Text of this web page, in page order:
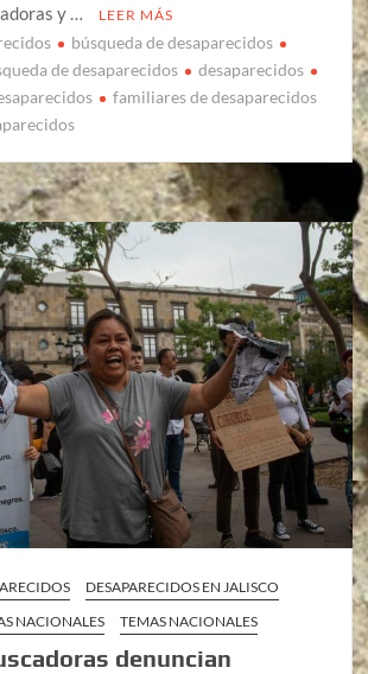
y …
LEER MÁS
búsqueda de desaparecidos
de desaparecidos
desaparecidos
familiares de desaparecidos
DESAPARECIDOS EN JALISCO
NACIONALES TEMAS NACIONALES
denuncian